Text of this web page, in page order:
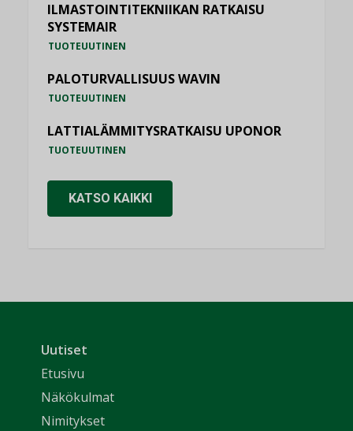
ILMASTOINTITEKNIIKAN RATKAISU
SYSTEMAIR
TUOTEUUTINEN
PALOTURVALLISUUS WAVIN
TUOTEUUTINEN
LATTIALÄMMITYSRATKAISU UPONOR
TUOTEUUTINEN
KATSO KAIKKI
Uutiset
Etusivu
Näkökulmat
Nimitykset